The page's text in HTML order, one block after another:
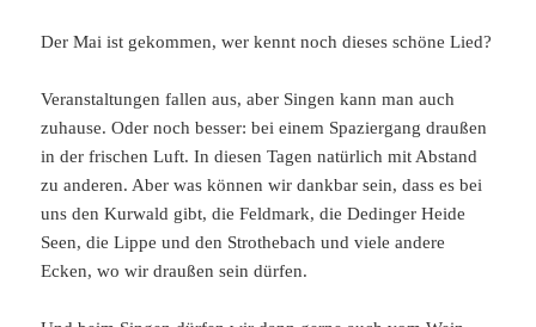
Der Mai ist gekommen, wer kennt noch dieses schöne Lied?
Veranstaltungen fallen aus, aber Singen kann man auch
zuhause. Oder noch besser: bei einem Spaziergang draußen
in der frischen Luft. In diesen Tagen natürlich mit Abstand
zu anderen. Aber was können wir dankbar sein, dass es bei
uns den Kurwald gibt, die Feldmark, die Dedinger Heide
Seen, die Lippe und den Strothebach und viele andere
Ecken, wo wir draußen sein dürfen.